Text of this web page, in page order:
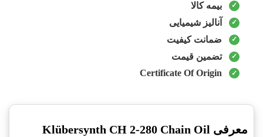
بیمه کالا
آنالیز شیمیایی
ضمانت کیفیت
تضمین قیمت
Certificate Of Origin
معرفی Klübersynth CH 2-280 Chain Oil